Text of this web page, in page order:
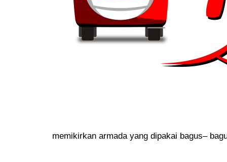
memikirkan armada yang dipakai bagus–